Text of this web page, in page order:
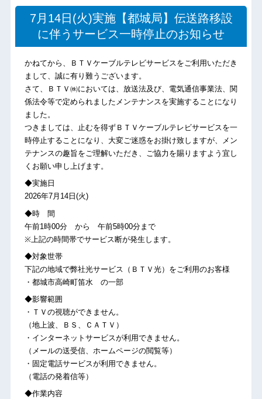
7月14日(火)実施【都城局】伝送路移設
に伴うサービス一時停止のお知らせ
かねてから、ＢＴＶケーブルテレビサービスをご利用いただき
まして、誠に有り難うございます。
さて、ＢＴＶ㈱においては、放送法及び、電気通信事業法、関
係法令等で定められましたメンテナンスを実施することになり
ました。
つきましては、止むを得ずＢＴＶケーブルテレビサービスを一
時停止することになり、大変ご迷惑をお掛け致しますが、メン
テナンスの趣旨をご理解いただき、ご協力を賜りますよう宜し
くお願い申し上げます。
◆実施日
2026年7月14日(火)
◆時 間
午前1時00分 から 午前5時00分まで
※上記の時間帯でサービス断が発生します。
◆対象世帯
下記の地域で弊社光サービス（ＢＴＶ光）をご利用のお客様
・都城市高崎町笛水 の一部
◆影響範囲
・ＴＶの視聴ができません。
（地上波、ＢＳ、ＣＡＴＶ）
・インターネットサービスが利用できません。
（メールの送受信、ホームページの閲覧等）
・固定電話サービスが利用できません。
（電話の発着信等）
◆作業内容